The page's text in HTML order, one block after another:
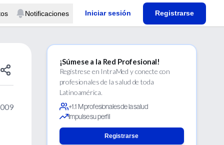
Notificaciones Iniciar sesión Registrarse
¡Súmese a la Red Profesional!
Regístrese en IntraMed y conecte con
profesionales de la salud de toda
Latinoamérica.
+1.1 M profesionales de la salud
Impulse su perfil
Registrarse